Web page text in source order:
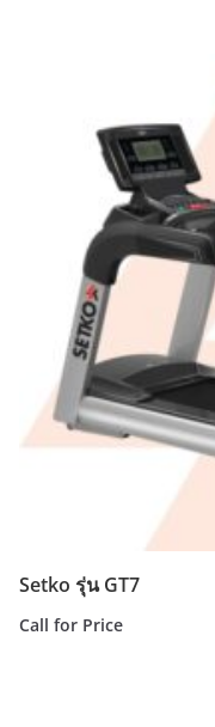
Setko รุ่น GT7
Call for Price